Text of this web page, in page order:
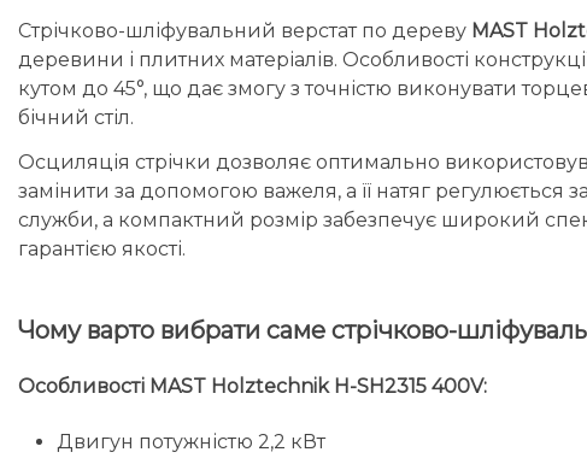
Стрічково-шліфувальний верстат по дереву MAST
деревини і плитних матеріалів. Особливості
кутом до 45°, що дає змогу з точністю виконувати
бічний стіл.
Осциляція стрічки дозволяє оптимально
замінити за допомогою важеля, а її натяг регулюється
служби, а компактний розмір забезпечує широкий
гарантією якості.
Чому варто вибрати саме стрічково-
Особливості MAST Holztechnik H-SH2315 400V:
Двигун потужністю 2,2 кВт